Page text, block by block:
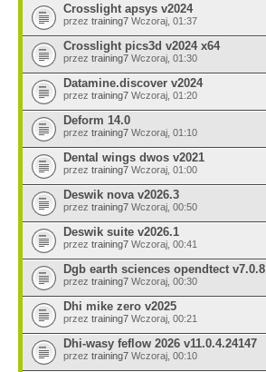
Crosslight apsys v2024
przez training7 Wczoraj, 01:37
Crosslight pics3d v2024 x64
przez training7 Wczoraj, 01:30
Datamine.discover v2024
przez training7 Wczoraj, 01:20
Deform 14.0
przez training7 Wczoraj, 01:10
Dental wings dwos v2021
przez training7 Wczoraj, 01:00
Deswik nova v2026.3
przez training7 Wczoraj, 00:50
Deswik suite v2026.1
przez training7 Wczoraj, 00:41
Dgb earth sciences opendtect v7.0.8
przez training7 Wczoraj, 00:30
Dhi mike zero v2025
przez training7 Wczoraj, 00:21
Dhi-wasy feflow 2026 v11.0.4.24147
przez training7 Wczoraj, 00:10